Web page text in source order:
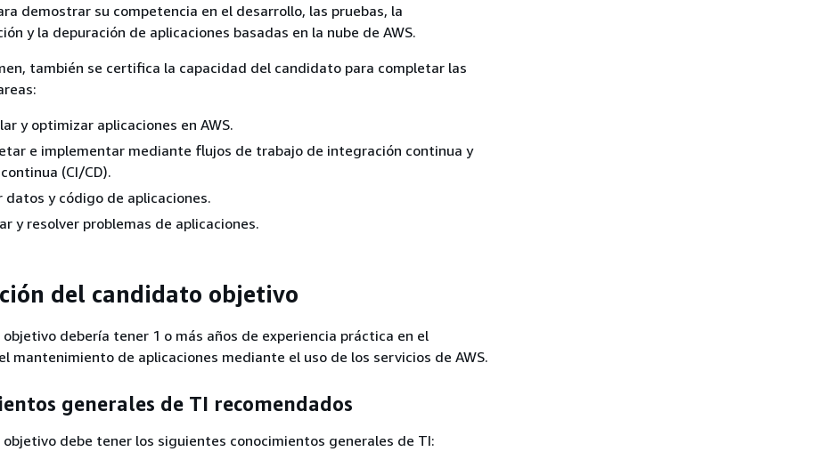
demostrar su competencia en el desarrollo, las pruebas, la
y la depuración de aplicaciones basadas en la nube de AWS.
también se certifica la capacidad del candidato para completar las
y optimizar aplicaciones en AWS.
e implementar mediante flujos de trabajo de integración continua y
(CI/CD).
datos y código de aplicaciones.
y resolver problemas de aplicaciones.
del candidato objetivo
debería tener 1 o más años de experiencia práctica en el
mantenimiento de aplicaciones mediante el uso de los servicios de AWS.
generales de TI recomendados
debe tener los siguientes conocimientos generales de TI: